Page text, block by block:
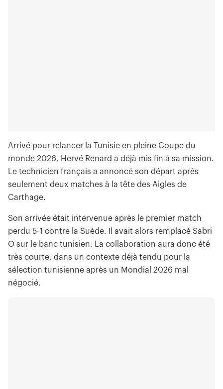
Arrivé pour relancer la Tunisie en pleine Coupe du
monde 2026, Hervé Renard a déjà mis fin à sa mission.
Le technicien français a annoncé son départ après
seulement deux matches à la tête des Aigles de
Carthage.
Son arrivée était intervenue après le premier match
perdu 5-1 contre la Suède. Il avait alors remplacé Sabri
O sur le banc tunisien. La collaboration aura donc été
très courte, dans un contexte déjà tendu pour la
sélection tunisienne après un Mondial 2026 mal
négocié.